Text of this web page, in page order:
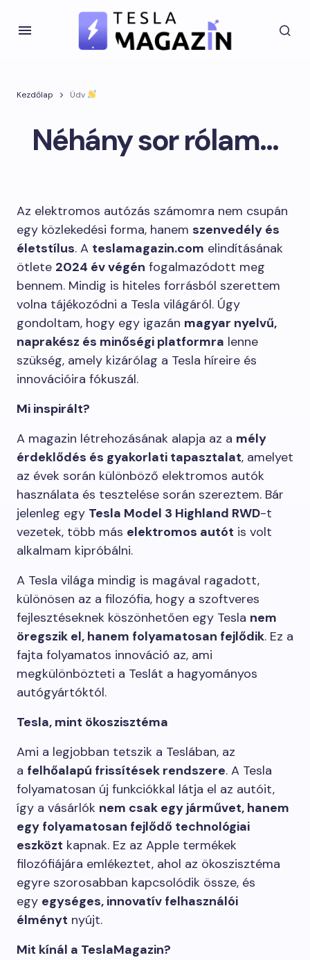
Kezdőlap Üdv
Néhány sor rólam…
Az elektromos autózás számomra nem csupán
egy közlekedési forma, hanem szenvedély és
életstílus. A teslamagazin.com elindításának
ötlete 2024 év végén fogalmazódott meg
bennem. Mindig is hiteles forrásból szerettem
volna tájékozódni a Tesla világáról. Úgy
gondoltam, hogy egy igazán magyar nyelvű,
naprakész és minőségi platformra lenne
szükség, amely kizárólag a Tesla híreire és
innovációira fókuszál.
Mi inspirált?
A magazin létrehozásának alapja az a mély
érdeklődés és gyakorlati tapasztalat, amelyet
az évek során különböző elektromos autók
használata és tesztelése során szereztem. Bár
jelenleg egy Tesla Model 3 Highland RWD-t
vezetek, több más elektromos autót is volt
alkalmam kipróbálni.
A Tesla világa mindig is magával ragadott,
különösen az a filozófia, hogy a szoftveres
fejlesztéseknek köszönhetően egy Tesla nem
öregszik el, hanem folyamatosan fejlődik. Ez a
fajta folyamatos innováció az, ami
megkülönbözteti a Teslát a hagyományos
autógyártóktól.
Tesla, mint ökoszisztéma
Ami a legjobban tetszik a Teslában, az
a felhőalapú frissítések rendszere. A Tesla
folyamatosan új funkciókkal látja el az autóit,
így a vásárlók nem csak egy járművet, hanem
egy folyamatosan fejlődő technológiai
eszközt kapnak. Ez az Apple termékek
filozófiájára emlékeztet, ahol az ökoszisztéma
egyre szorosabban kapcsolódik össze, és
egy egységes, innovatív felhasználói
élményt nyújt.
Mit kínál a TeslaMagazin?